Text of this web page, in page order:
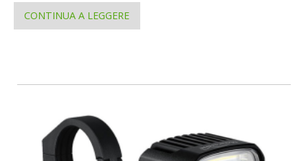
CONTINUA A LEGGERE